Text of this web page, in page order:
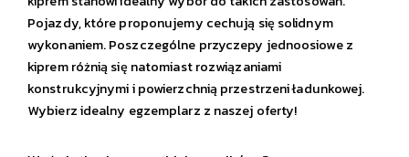
Pojazdy, które proponujemy cechują się solidnym
wykonaniem. Poszczególne przyczepy jednoosiowe z
kiprem różnią się natomiast rozwiązaniami
konstrukcyjnymi i powierzchnią przestrzeni ładunkowej.
Wybierz idealny egzemplarz z naszej oferty!